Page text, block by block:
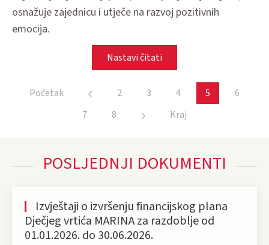
osnažuje zajednicu i utječe na razvoj pozitivnih
emocija.
Nastavi čitati
Početak 2 3 4 5
6
7
8 Kraj
POSLJEDNJI DOKUMENTI
Izvještaji o izvršenju financijskog plana
Dječjeg vrtića MARINA za razdoblje od
01.01.2026. do 30.06.2026.